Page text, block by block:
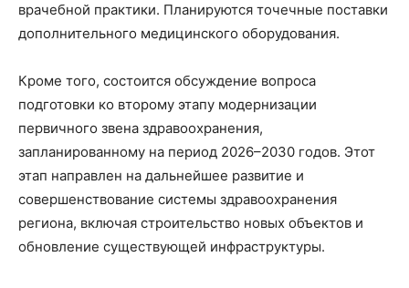
врачебной практики. Планируются точечные поставки
дополнительного медицинского оборудования.
Кроме того, состоится обсуждение вопроса
подготовки ко второму этапу модернизации
первичного звена здравоохранения,
запланированному на период 2026–2030 годов. Этот
этап направлен на дальнейшее развитие и
совершенствование системы здравоохранения
региона, включая строительство новых объектов и
обновление существующей инфраструктуры.